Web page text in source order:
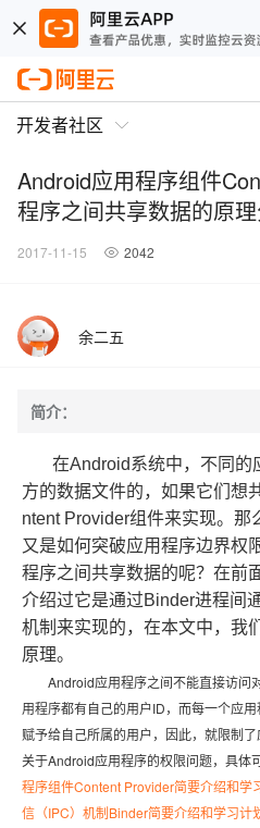
开发者社区
Android应用程序组件
程序之间共享数据的原理
2017-11-15 2042
余二五
简介：
在Android系统中，不同的
方的数据文件的，如果它们想
ntent Provider组件来实现。那
又是如何突破应用程序边界权
程序之间共享数据的呢？在前
介绍过它是通过Binder进程间
机制来实现的，在本文中，我
原理。
Android应用程序之间不能直接访问
用程序都有自己的用户ID，而每一个应
赋予给自己所属的用户，因此，就限制
关于Android应用程序的权限问题，具体
程序组件Content Provider简要介绍和学
信（IPC）机制Binder简要介绍和学习计